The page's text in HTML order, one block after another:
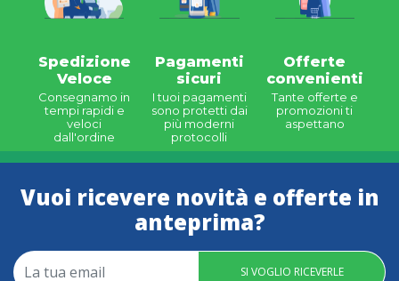
Spedizione
Veloce
Consegnamo in
tempi rapidi e
veloci
dall'ordine
Pagamenti
sicuri
I tuoi pagamenti
sono protetti dai
più moderni
protocolli
Offerte
convenienti
Tante offerte e
promozioni ti
aspettano
Vuoi ricevere novità e offerte in
anteprima?
SI VOGLIO RICEVERLE